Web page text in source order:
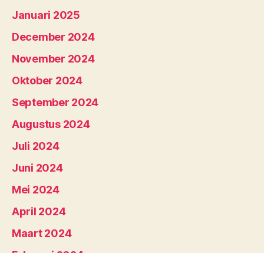
Januari 2025
December 2024
November 2024
Oktober 2024
September 2024
Augustus 2024
Juli 2024
Juni 2024
Mei 2024
April 2024
Maart 2024